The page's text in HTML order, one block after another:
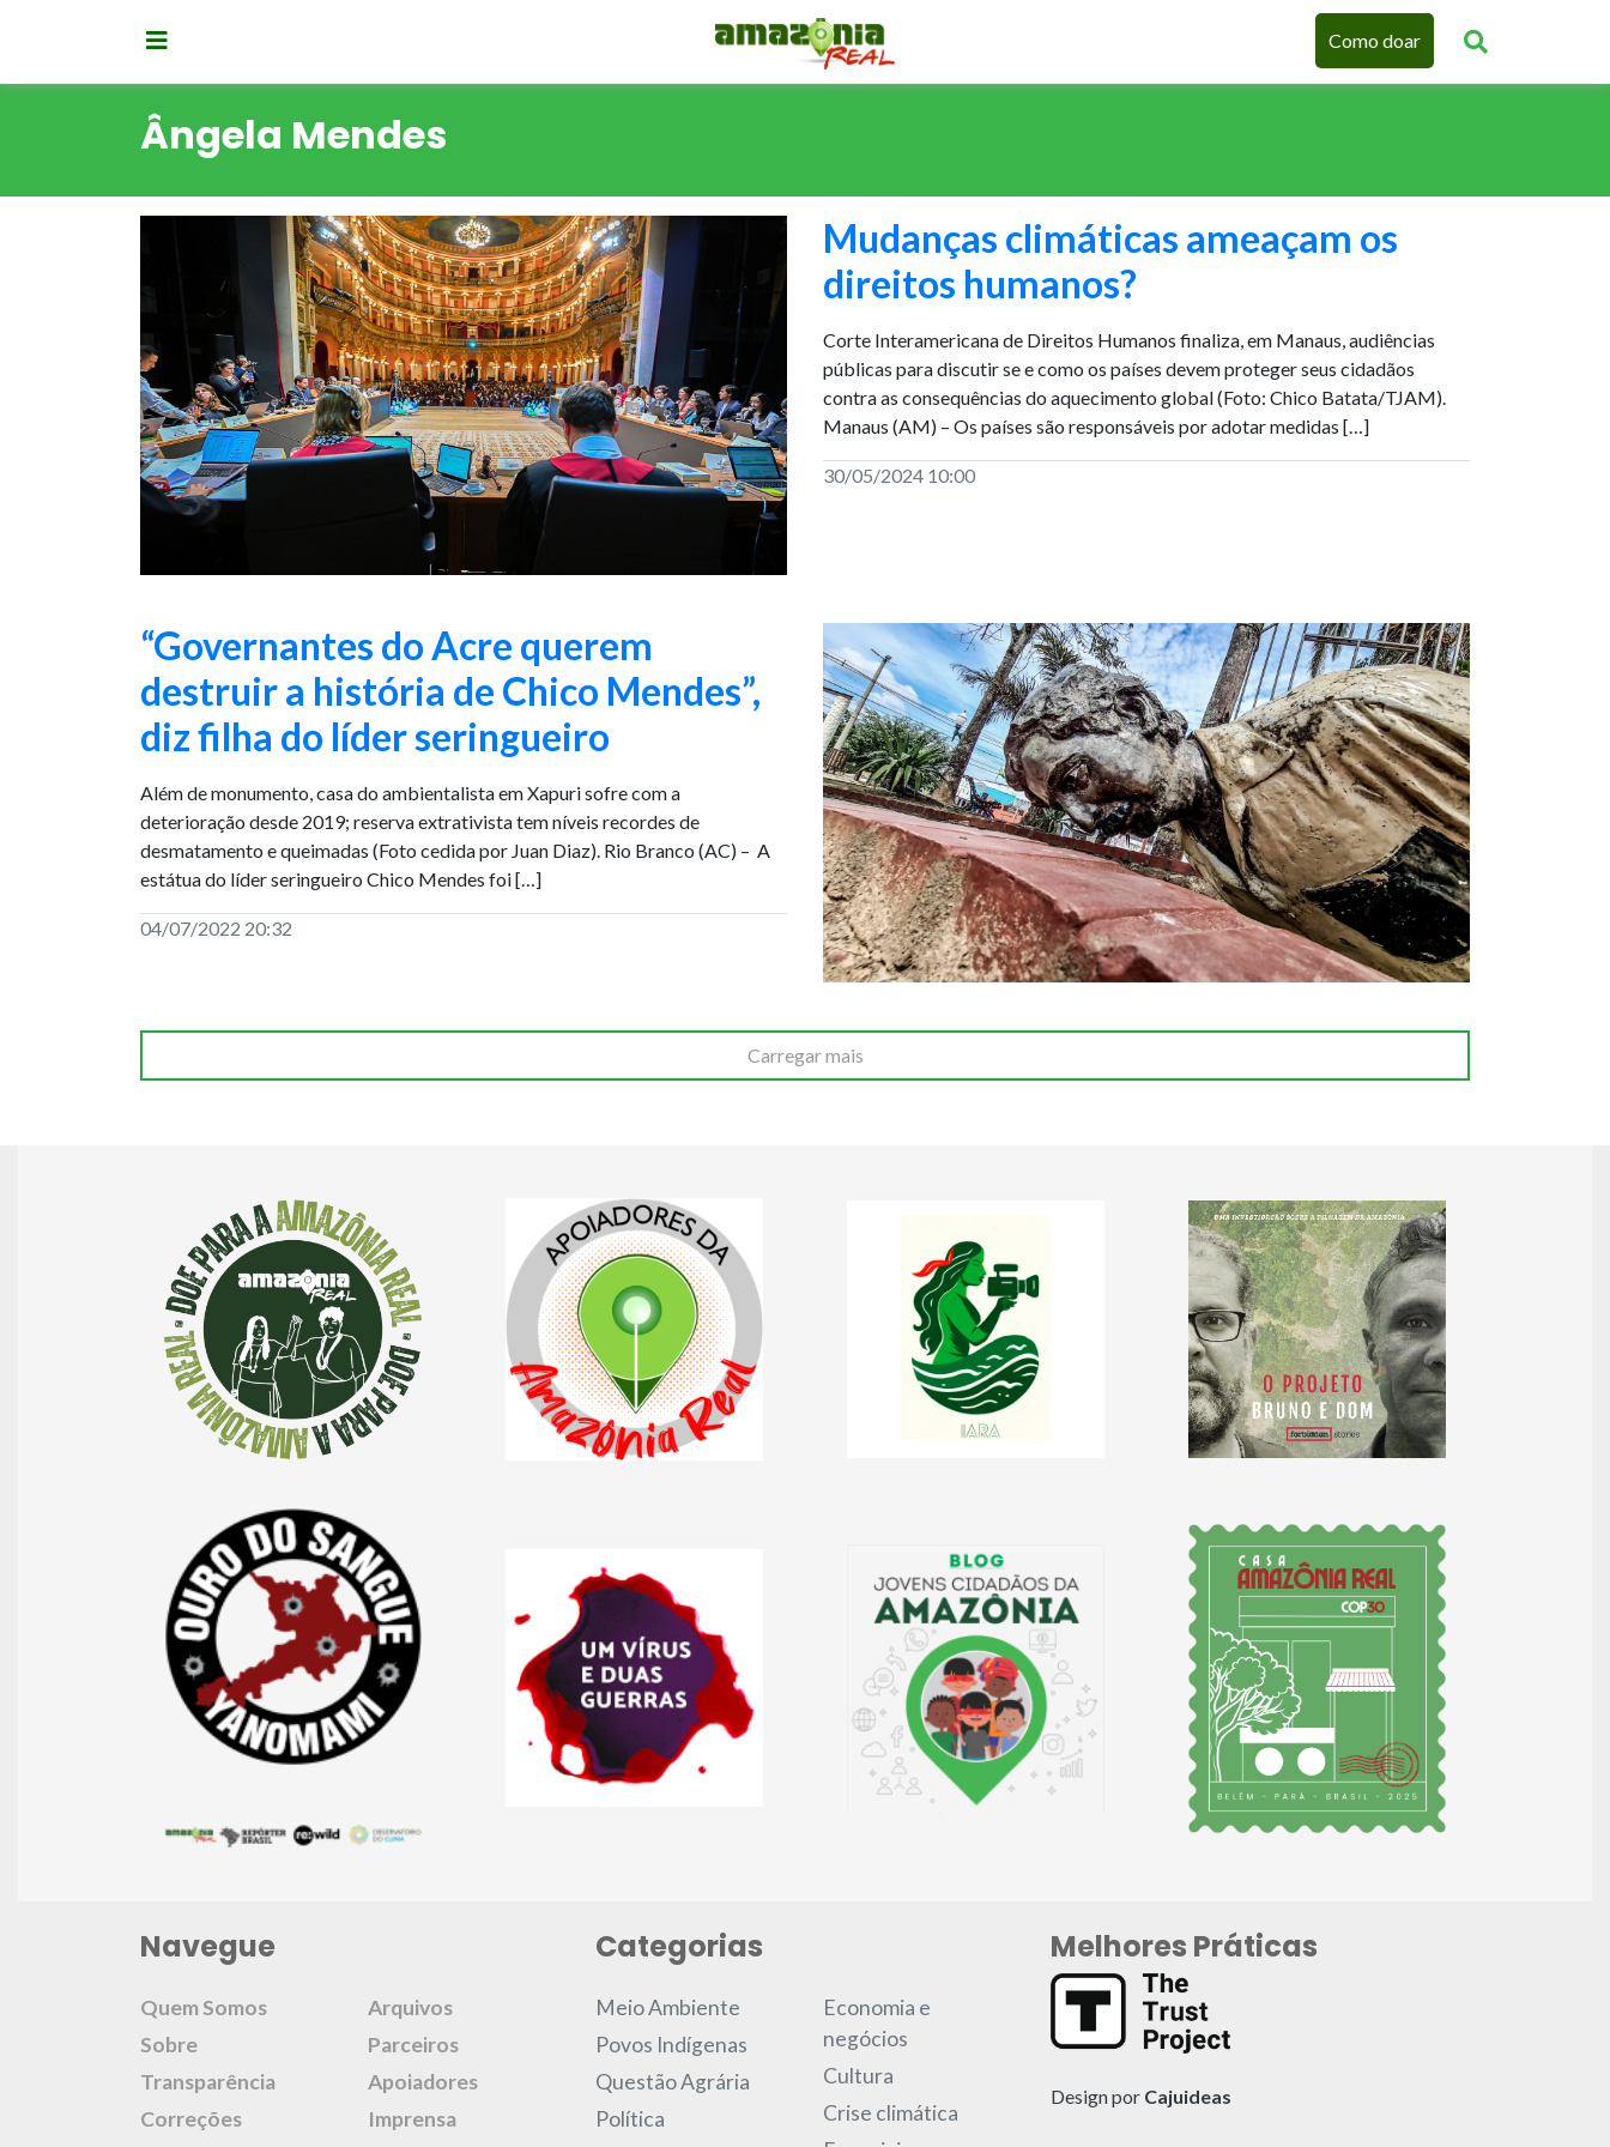
Como doar
Ângela Mendes
Mudanças climáticas ameaçam os
direitos humanos?
Corte Interamericana de Direitos Humanos finaliza, em Manaus, audiências
públicas para discutir se e como os países devem proteger seus cidadãos
contra as consequências do aquecimento global (Foto: Chico Batata/TJAM).
Manaus (AM) – Os países são responsáveis por adotar medidas […]
30/05/2024 10:00
“Governantes do Acre querem
destruir a história de Chico Mendes”,
diz filha do líder seringueiro
Além de monumento, casa do ambientalista em Xapuri sofre com a
deterioração desde 2019; reserva extrativista tem níveis recordes de
desmatamento e queimadas (Foto cedida por Juan Diaz). Rio Branco (AC) – A
estátua do líder seringueiro Chico Mendes foi […]
04/07/2022 20:32
Carregar mais
Navegue
Quem Somos
Sobre
Transparência
Correções
Arquivos
Parceiros
Apoiadores
Imprensa
Categorias
Meio Ambiente
Povos Indígenas
Questão Agrária
Política
Economia e
negócios
Cultura
Crise climática
Melhores Práticas
Design por Cajuideas